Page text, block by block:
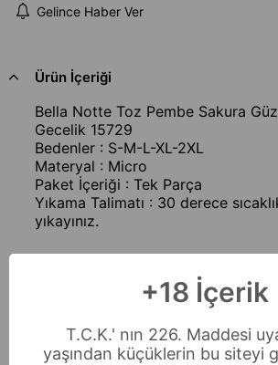
Gelince Haber Ver
Ürün İçeriği
Bella Notte Toz Pembe Sakura
Gecelik 15729
Bedenler : S-M-L-XL-2XL
Materyal : Micro
Paket İçeriği : Tek Parça
Yıkama Talimatı : 30 derece
yıkayınız.
Sıkça Sorulan Sorular
İade & Değişim
+18 İçerik
T.C.K.' nın 226. Maddesi
yaşından küçüklerin bu siteyi